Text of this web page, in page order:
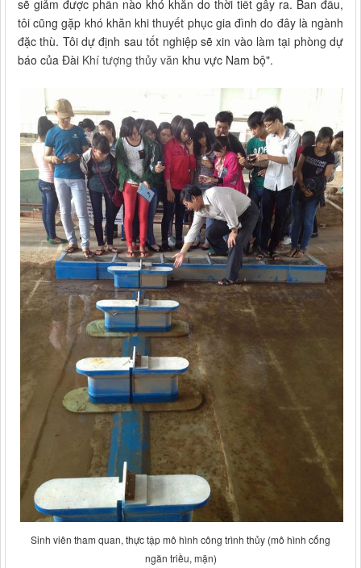
sẽ giảm được phần nào khó khăn do thời tiết gây ra. Ban đầu,
tôi cũng gặp khó khăn khi thuyết phục gia đình do đây là ngành
đặc thù. Tôi dự định sau tốt nghiệp sẽ xin vào làm tại phòng dự
báo của Đài Khí tượng thủy văn khu vực Nam bộ".
Sinh viên tham quan, thực tập mô hình công trình thủy (mô hình cống
ngăn triều, mặn)